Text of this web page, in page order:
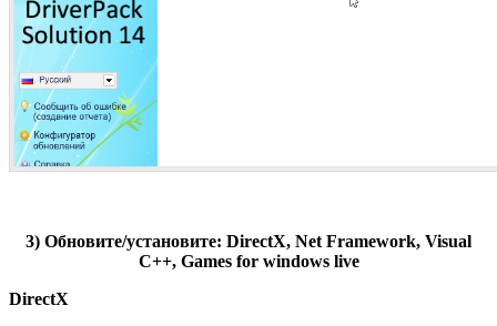
3) Обновите/установите: DirectX, Net Framework, Visual
C++, Games for windows live
DirectX